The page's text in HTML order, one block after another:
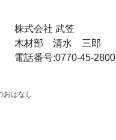
株式会社 武笠
木材部 清水 三郎
電話番号:0770-45-2800
おはなし